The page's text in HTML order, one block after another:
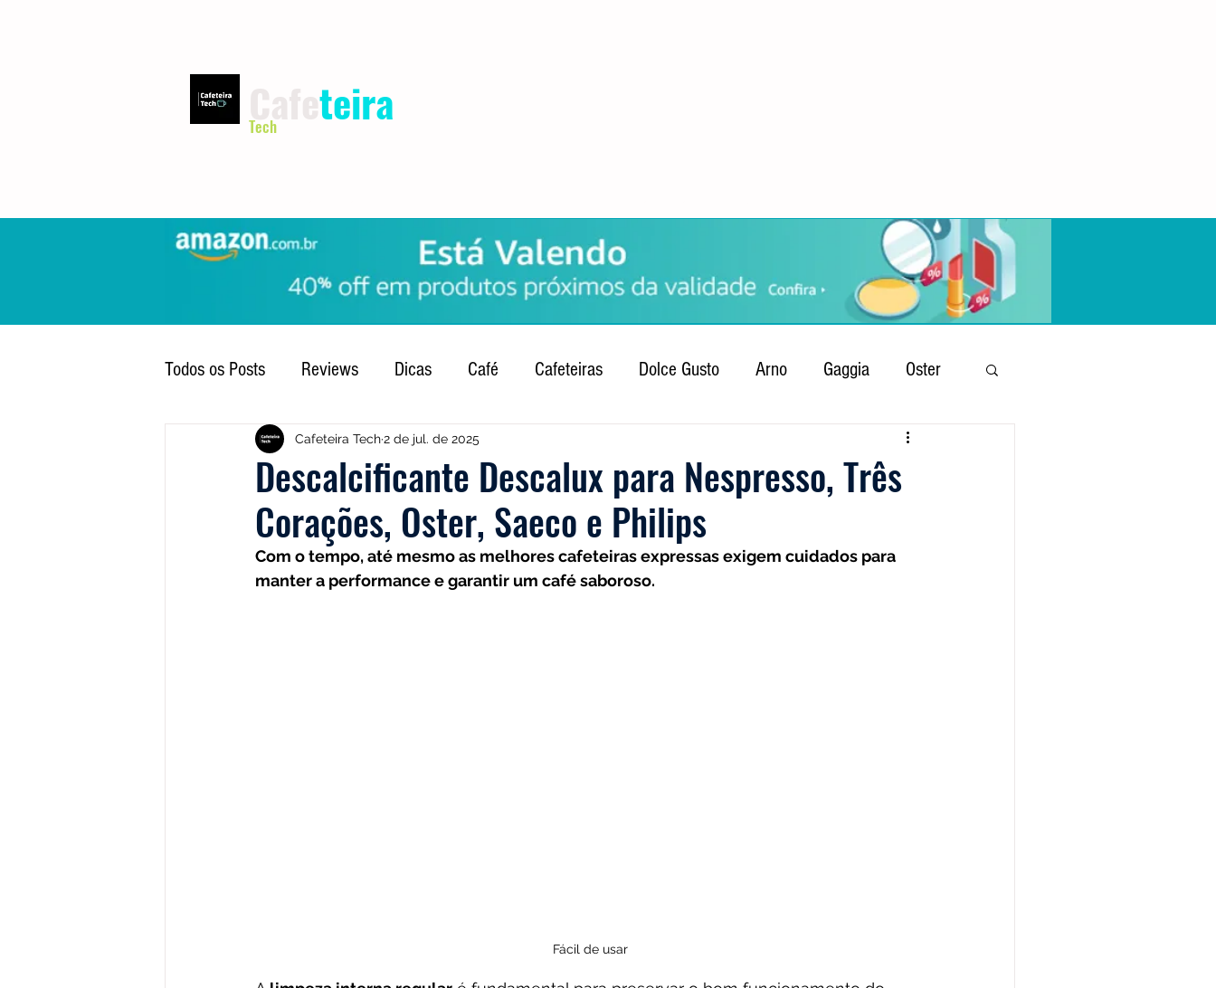
teira
Tech
Todos os Posts Reviews Dicas Café Cafeteiras Dolce Gusto Arno Gaggia Oster
Produtos Nespresso TRES Electrolux Cafeteira Italiana
Café Solúvel Mondial Chaleiras Cadence Filtros Britânia
Hamilton Beach Promoções Black Friday Máquina de fazer pão
Descalcificante Descalux para Nespresso, Três
Corações, Oster, Saeco e Philips
Cafeteira Tech2 de jul. de 2025
Com o tempo, até mesmo as melhores cafeteiras expressas exigem cuidados para
manter a performance e garantir um café saboroso.
Fácil de usar